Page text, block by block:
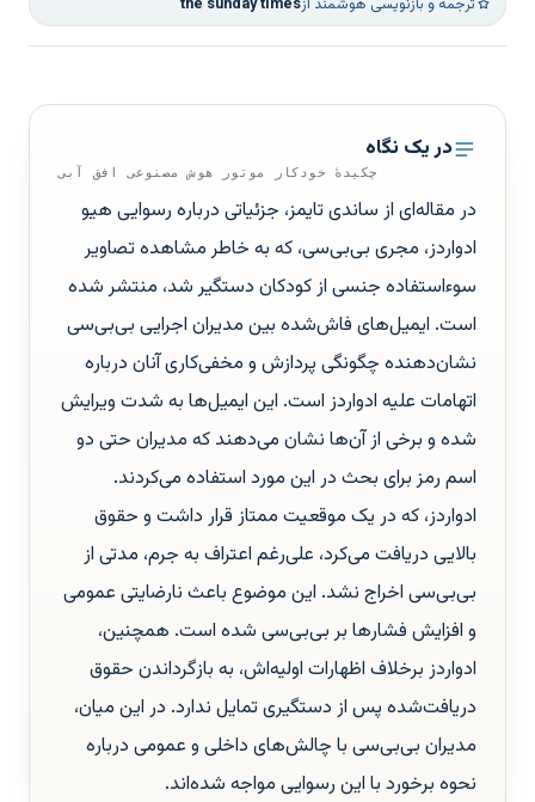
ترجمه و بازنویسی هوشمند ازthe sunday times
در یک نگاه
چکیدهٔ خودکار موتور هوش مصنوعی افق آبی
در مقاله‌ای از ساندی تایمز، جزئیاتی درباره رسوایی هیو
ادواردز، مجری بی‌بی‌سی، که به خاطر مشاهده تصاویر
سوءاستفاده جنسی از کودکان دستگیر شد، منتشر شده
است. ایمیل‌های فاش‌شده بین مدیران اجرایی بی‌بی‌سی
نشان‌دهنده چگونگی پردازش و مخفی‌کاری آنان درباره
اتهامات علیه ادواردز است. این ایمیل‌ها به شدت ویرایش
شده و برخی از آن‌ها نشان می‌دهند که مدیران حتی دو
اسم رمز برای بحث در این مورد استفاده می‌کردند.
ادواردز، که در یک موقعیت ممتاز قرار داشت و حقوق
بالایی دریافت می‌کرد، علی‌رغم اعتراف به جرم، مدتی از
بی‌بی‌سی اخراج نشد. این موضوع باعث نارضایتی عمومی
و افزایش فشارها بر بی‌بی‌سی شده است. همچنین،
ادواردز برخلاف اظهارات اولیه‌اش، به بازگرداندن حقوق
دریافت‌شده پس از دستگیری تمایل ندارد. در این میان،
مدیران بی‌بی‌سی با چالش‌های داخلی و عمومی درباره
نحوه برخورد با این رسوایی مواجه شده‌اند.